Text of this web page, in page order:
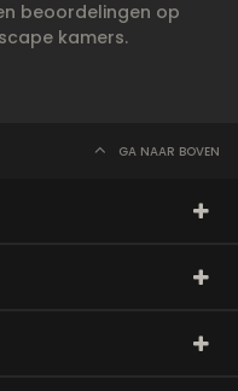
beoordelingen op
kamers.
GA NAAR BOVEN